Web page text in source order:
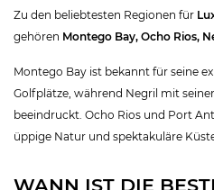
Zu den beliebtesten Regionen für
gehören Montego Bay, Ocho Rios,
Montego Bay ist bekannt für seine
Golfplätze, während Negril mit
beeindruckt. Ocho Rios und Port
üppige Natur und spektakuläre
WANN IST DIE